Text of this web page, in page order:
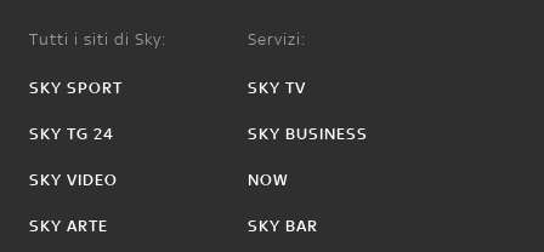
Tutti i siti di Sky:
SKY SPORT
SKY TG 24
SKY VIDEO
SKY ARTE
Servizi:
SKY TV
SKY BUSINESS
NOW
SKY BAR